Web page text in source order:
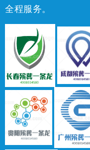
全程服务。